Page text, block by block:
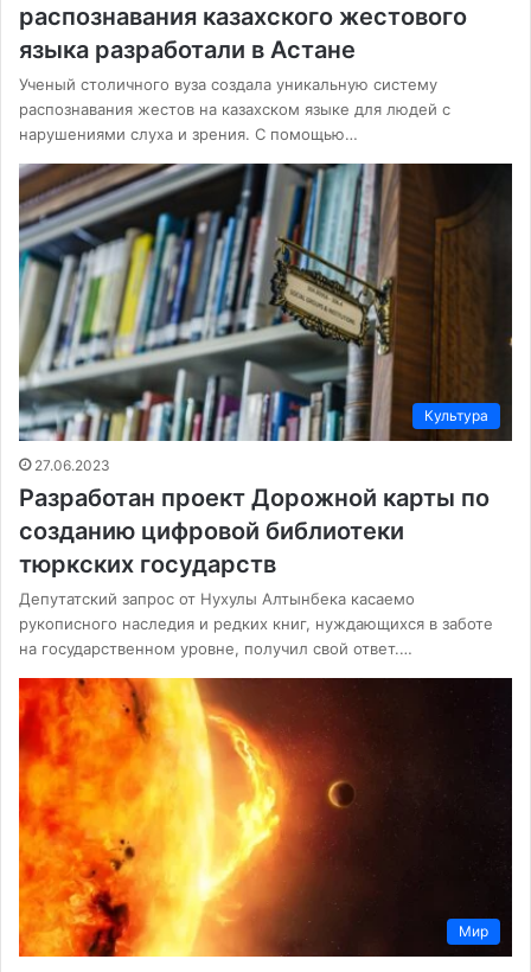
распознавания казахского жестового
языка разработали в Астане
Ученый столичного вуза создала уникальную систему
распознавания жестов на казахском языке для людей с
нарушениями слуха и зрения. С помощью…
Культура
27.06.2023
Разработан проект Дорожной карты по
созданию цифровой библиотеки
тюркских государств
Депутатский запрос от Нухулы Алтынбека касаемо
рукописного наследия и редких книг, нуждающихся в заботе
на государственном уровне, получил свой ответ.…
Мир